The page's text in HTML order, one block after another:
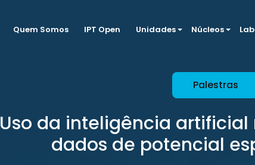
Quem Somos IPT Open Unidades Núcleos
Palestras
Uso da inteligência
dados de potencial